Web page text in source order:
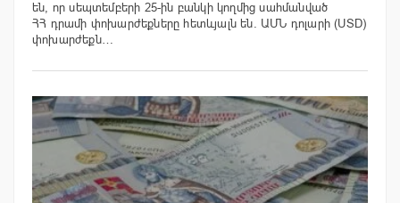
են, որ սեպտեմբերի 25-ին բանկի կողմից սահմանված
ՀՀ դրամի փոխարժեքները հետևյալն են. ԱՄՆ դոլարի (USD)
փոխարժեքն…